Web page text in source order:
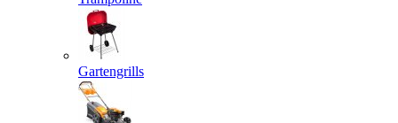
Gartengrills